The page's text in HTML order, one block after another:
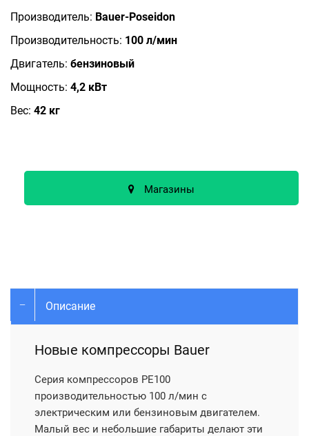
Производитель: Bauer-Poseidon
Производительность: 100 л/мин
Двигатель: бензиновый
Мощность: 4,2 кВт
Вес: 42 кг
Магазины
Описание
Новые компрессоры Bauer
Серия компрессоров PE100
производительностью 100 л/мин с
электрическим или бензиновым двигателем.
Малый вес и небольшие габариты делают эти